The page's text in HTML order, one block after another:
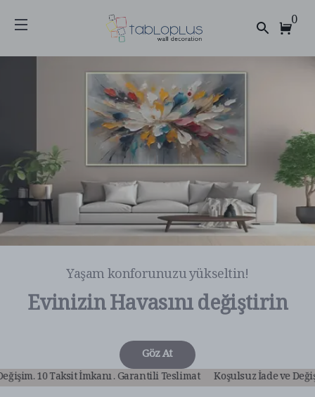
0
Yaşam konforunuzu yükseltin!
Evinizin Havasını değiştirin
Göz At
Teslimat Koşulsuz İade ve Değişim. 10 Taksit İmkanı . Garantili